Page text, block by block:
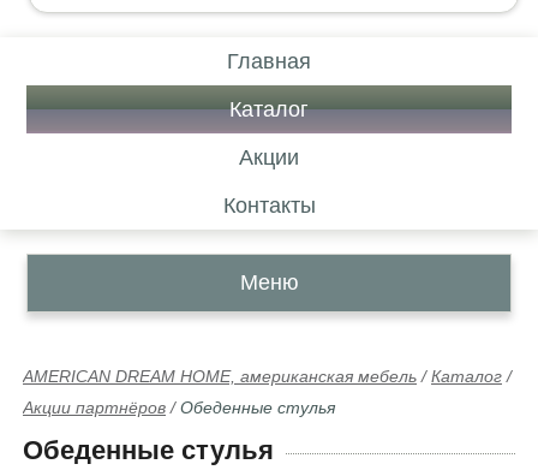
Главная
Каталог
Акции
Контакты
Меню
AMERICAN DREAM HOME, американская мебель /Каталог /
Акции партнёров /Обеденные стулья
Обеденные стулья